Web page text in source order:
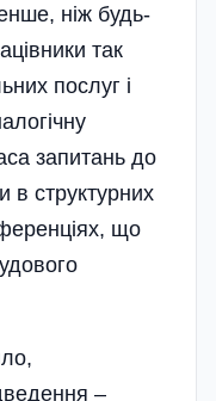
ніж будь-
так
послуг і
запитань до
в структурних
що
–